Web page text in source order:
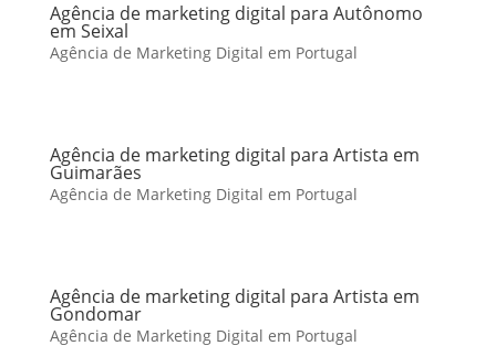
Agência de marketing digital para Autônomo
em Seixal
Agência de Marketing Digital em Portugal
Agência de marketing digital para Artista em
Guimarães
Agência de Marketing Digital em Portugal
Agência de marketing digital para Artista em
Gondomar
Agência de Marketing Digital em Portugal